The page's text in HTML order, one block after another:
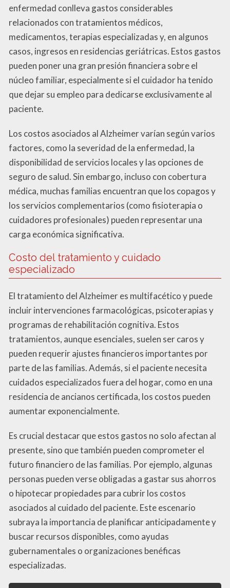
enfermedad conlleva gastos considerables
relacionados con tratamientos médicos,
medicamentos, terapias especializadas y, en algunos
casos, ingresos en residencias geriátricas. Estos gastos
pueden poner una gran presión financiera sobre el
núcleo familiar, especialmente si el cuidador ha tenido
que dejar su empleo para dedicarse exclusivamente al
paciente.
Los costos asociados al Alzheimer varían según varios
factores, como la severidad de la enfermedad, la
disponibilidad de servicios locales y las opciones de
seguro de salud. Sin embargo, incluso con cobertura
médica, muchas familias encuentran que los copagos y
los servicios complementarios (como fisioterapia o
cuidadores profesionales) pueden representar una
carga económica significativa.
Costo del tratamiento y cuidado
especializado
El tratamiento del Alzheimer es multifacético y puede
incluir intervenciones farmacológicas, psicoterapias y
programas de rehabilitación cognitiva. Estos
tratamientos, aunque esenciales, suelen ser caros y
pueden requerir ajustes financieros importantes por
parte de las familias. Además, si el paciente necesita
cuidados especializados fuera del hogar, como en una
residencia de ancianos certificada, los costos pueden
aumentar exponencialmente.
Es crucial destacar que estos gastos no solo afectan al
presente, sino que también pueden comprometer el
futuro financiero de las familias. Por ejemplo, algunas
personas pueden verse obligadas a gastar sus ahorros
o hipotecar propiedades para cubrir los costos
asociados al cuidado del paciente. Este escenario
subraya la importancia de planificar anticipadamente y
buscar recursos disponibles, como ayudas
gubernamentales o organizaciones benéficas
especializadas.